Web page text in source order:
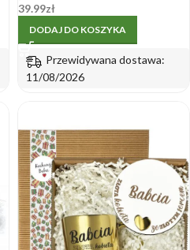
39.99zł
DODAJ DO KOSZYKA
Przewidywana dostawa:
11/08/2026